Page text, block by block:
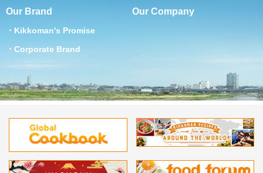
Our Brand
Kikkoman's Promise
Corporate Brand
Our Company